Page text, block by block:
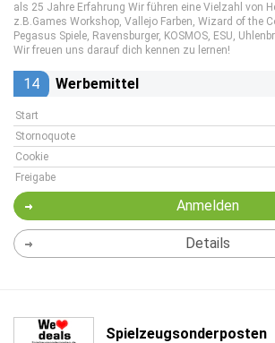
als 25 Jahre Erfahrung Wir führen eine Vielzahl von
z.B.Games Workshop, Vallejo Farben, Wizard of the
Pegasus Spiele, Ravensburger, KOSMOS, ESU,
Wir freuen uns darauf dich kennen zu lernen!
14 Werbemittel
Start
Stornoquote
Cookie
Freigabe
Anmelden
Details
Spielzeugsonderposten